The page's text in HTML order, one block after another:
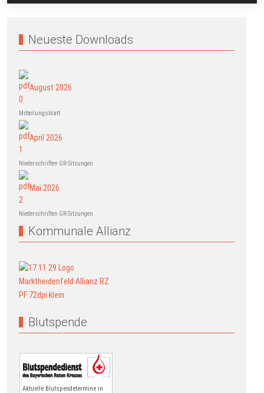
Neueste Downloads
August 2026
Mitteilungsblatt
April 2026
Niederschriften GR-Sitzungen
Mai 2026
Niederschriften GR-Sitzungen
Kommunale Allianz
Blutspende
Aktuelle Blutspendetermine in